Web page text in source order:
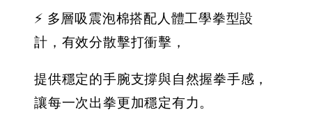
加入購物車
⚡ 多層吸震泡棉搭配人體工學拳型設
計，有效分散擊打衝擊，
提供穩定的手腕支撐與自然握拳手感，
讓每一次出拳更加穩定有力。